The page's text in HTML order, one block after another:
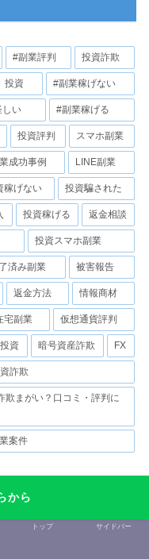
#副業評判 投資詐欺
投資 #副業稼げない
しい #副業稼げる
投資評判 スマホ副業
成功事例 LINE副業
稼げない 投資騙された
投資稼げる 返金相談
投資スマホ副業
済み副業 被害報告
返金方法 情報商材
宅副業 仮想通貨評判
資 暗号資産詐欺 FX
詐欺
欺まがい？口コミ・評判に
案件
から
トップ サイドバー